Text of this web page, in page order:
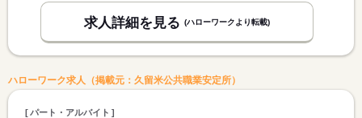
求人詳細を見る (ハローワークより転載)
ハローワーク求人（掲載元：久留米公共職業安定所）
パート・アルバイト